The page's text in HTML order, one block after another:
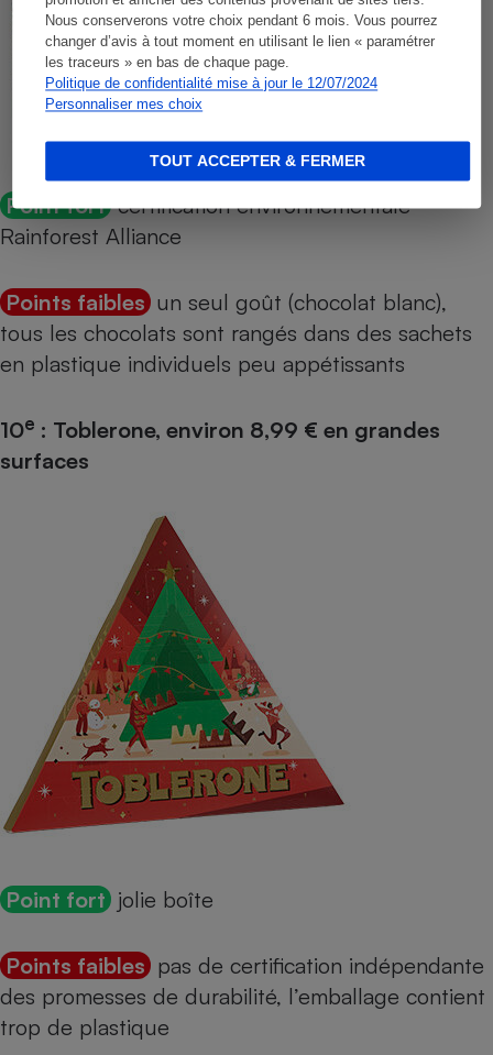
Nous conserverons votre choix pendant 6 mois. Vous pourrez
changer d’avis à tout moment en utilisant le lien « paramétrer
les traceurs » en bas de chaque page.
Politique de confidentialité mise à jour le 12/07/2024
Personnaliser mes choix
TOUT ACCEPTER & FERMER
Point fortcertification environnementale
Rainforest Alliance
Points faibles un seul goût (chocolat blanc),
tous les chocolats sont rangés dans des sachets
en plastique individuels peu appétissants
10e : Toblerone, environ 8,99 € en grandes
surfaces
Point fort jolie boîte
Points faibles pas de certification indépendante
des promesses de durabilité, l’emballage contient
trop de plastique